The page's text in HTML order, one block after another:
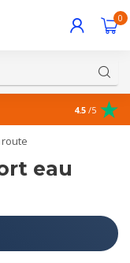
0
4.5 /5
eau